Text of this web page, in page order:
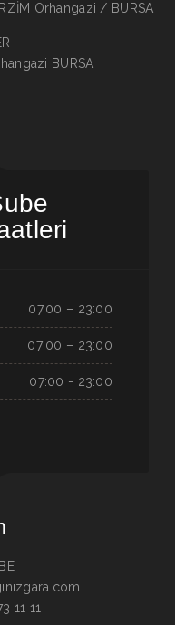
Orhangazi / BURSA
BURSA
07.00 – 23:00
07:00 – 23:00
07:00 - 23:00
11 11